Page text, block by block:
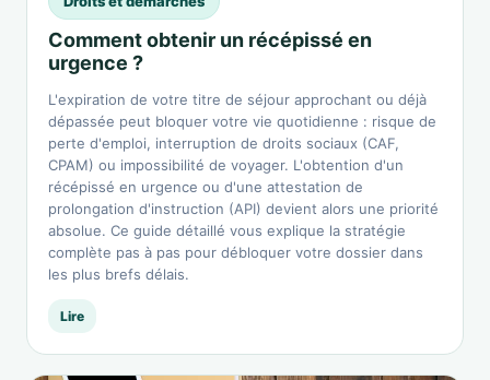
Comment obtenir un récépissé en
urgence ?
L'expiration de votre titre de séjour approchant ou déjà
dépassée peut bloquer votre vie quotidienne : risque de
perte d'emploi, interruption de droits sociaux (CAF,
CPAM) ou impossibilité de voyager. L'obtention d'un
récépissé en urgence ou d'une attestation de
prolongation d'instruction (API) devient alors une priorité
absolue. Ce guide détaillé vous explique la stratégie
complète pas à pas pour débloquer votre dossier dans
les plus brefs délais.
Lire